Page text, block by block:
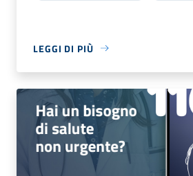
LEGGI DI PIÙ